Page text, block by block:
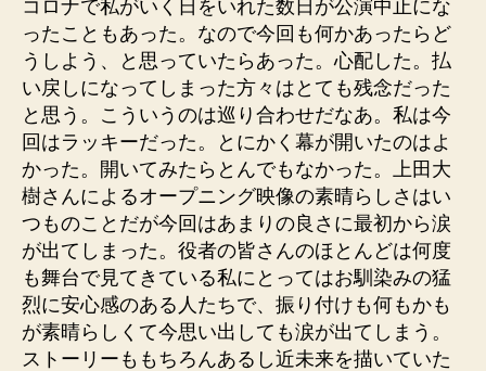
コロナで私がいく日をいれた数日が公演中止にな
ったこともあった。なので今回も何かあったらど
うしよう、と思っていたらあった。心配した。払
い戻しになってしまった方々はとても残念だった
と思う。こういうのは巡り合わせだなあ。私は今
回はラッキーだった。とにかく幕が開いたのはよ
かった。開いてみたらとんでもなかった。上田大
樹さんによるオープニング映像の素晴らしさはい
つものことだが今回はあまりの良さに最初から涙
が出てしまった。役者の皆さんのほとんどは何度
も舞台で見てきている私にとってはお馴染みの猛
烈に安心感のある人たちで、振り付けも何もかも
が素晴らしくて今思い出しても涙が出てしまう。
ストーリーももちろんあるし近未来を描いていた